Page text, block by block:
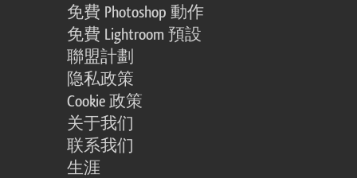
免費 Photoshop 動作
免費 Lightroom 預設
聯盟計劃
隐私政策
Cookie 政策
关于我们
联系我们
生涯